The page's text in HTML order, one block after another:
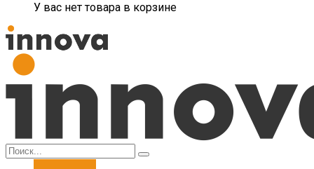
У вас нет товара в корзине